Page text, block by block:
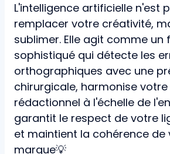
L'intelligence artificielle n'est
remplacer votre créativité,
sublimer. Elle agit comme un
sophistiqué qui détecte les
orthographiques avec une
chirurgicale, harmonise
rédactionnel à l'échelle de
garantit le respect de votre
et maintient la cohérence de
marque💡